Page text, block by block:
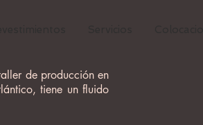
de producción en
tiene un fluido